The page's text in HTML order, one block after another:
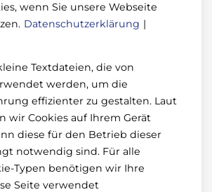
wenn Sie unsere Webseite
Datenschutzerklärung |
Textdateien, die von
werden, um die
effizienter zu gestalten. Laut
wir Cookies auf Ihrem Gerät
diese für den Betrieb dieser
notwendig sind. Für alle
Typen benötigen wir Ihre
Seite verwendet